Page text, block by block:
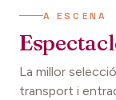
A ESCENA
La millor
transport i